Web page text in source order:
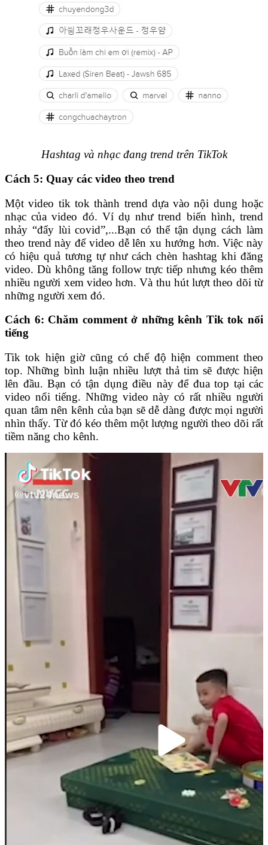
Hashtag và nhạc đang trend trên TikTok
Cách 5: Quay các video theo trend
Một video tik tok thành trend dựa vào nội dung hoặc
nhạc của video đó. Ví dụ như trend biến hình, trend
nhảy “đẩy lùi covid”,...Bạn có thể tận dụng cách làm
theo trend này để video dễ lên xu hướng hơn. Việc này
có hiệu quả tương tự như cách chèn hashtag khi đăng
video. Dù không tăng follow trực tiếp nhưng kéo thêm
nhiều người xem video hơn. Và thu hút lượt theo dõi từ
những người xem đó.
Cách 6: Chăm comment ở những kênh Tik tok nổi
tiếng
Tik tok hiện giờ cũng có chế độ hiện comment theo
top. Những bình luận nhiều lượt thả tim sẽ được hiện
lên đầu. Bạn có tận dụng điều này để đua top tại các
video nổi tiếng. Những video này có rất nhiều người
quan tâm nên kênh của bạn sẽ dễ dàng được mọi người
nhìn thấy. Từ đó kéo thêm một lượng người theo dõi rất
tiềm năng cho kênh.